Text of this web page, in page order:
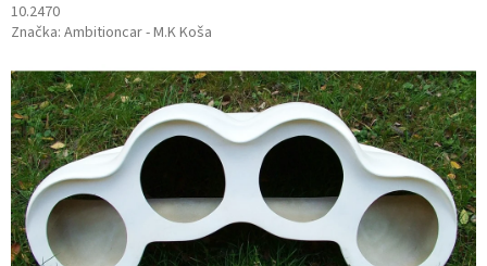
10.2470
Značka: Ambitioncar - M.K Koša